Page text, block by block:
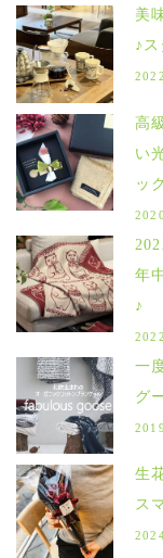
美
♪
高
い
ッ
年
♪
一
グ
生
ス